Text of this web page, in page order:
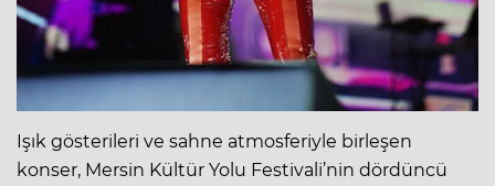
Işık gösterileri ve sahne atmosferiyle birleşen
konser, Mersin Kültür Yolu Festivali’nin dördüncü